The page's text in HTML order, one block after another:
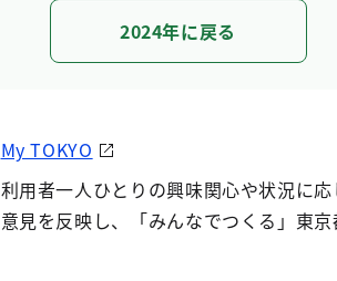
2024年に戻る
My TOKYO
利用者一人ひとりの興味関心や状況に
意見を反映し、「みんなでつくる」東